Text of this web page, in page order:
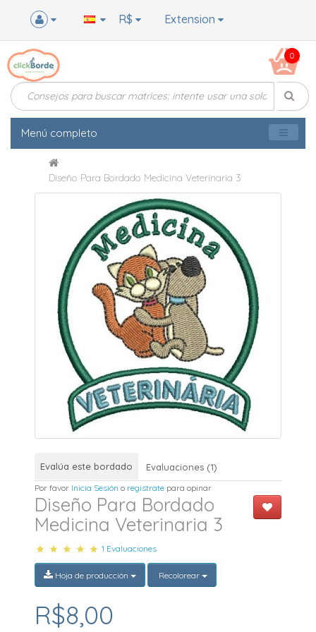
Extension
R$
0
Menú completo
Diseño Para Bordado Medicina Veterinaria 3
Evalúa este bordado Evaluaciones (1)
Por favor Inicia Sesión o registrate para opinar
Diseño Para Bordado
Medicina Veterinaria 3
1 Evaluaciones
Hoja de producción Recolorear
R$8,00